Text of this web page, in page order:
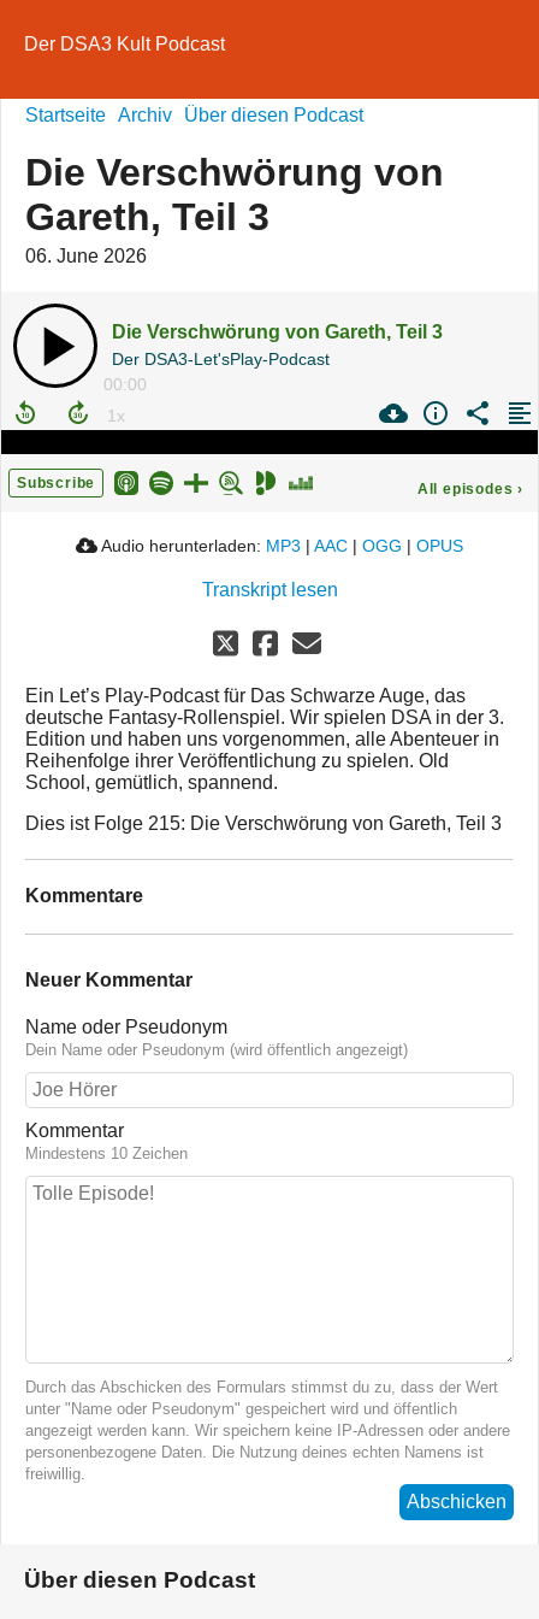
Der DSA3 Kult Podcast
Startseite Archiv Über diesen Podcast
Die Verschwörung von
Gareth, Teil 3
06. June 2026
Die Verschwörung von Gareth, Teil 3
Der DSA3-Let'sPlay-Podcast
00:00
Subscribe All episodes ›
Audio herunterladen: MP3 | AAC | OGG | OPUS
Transkript lesen
Ein Let’s Play-Podcast für Das Schwarze Auge, das
deutsche Fantasy-Rollenspiel. Wir spielen DSA in der 3.
Edition und haben uns vorgenommen, alle Abenteuer in
Reihenfolge ihrer Veröffentlichung zu spielen. Old
School, gemütlich, spannend.
Dies ist Folge 215: Die Verschwörung von Gareth, Teil 3
Kommentare
Neuer Kommentar
Name oder Pseudonym
Dein Name oder Pseudonym (wird öffentlich angezeigt)
Kommentar
Mindestens 10 Zeichen
Durch das Abschicken des Formulars stimmst du zu, dass der Wert
unter "Name oder Pseudonym" gespeichert wird und öffentlich
angezeigt werden kann. Wir speichern keine IP-Adressen oder andere
personenbezogene Daten. Die Nutzung deines echten Namens ist
freiwillig.
Abschicken
Über diesen Podcast